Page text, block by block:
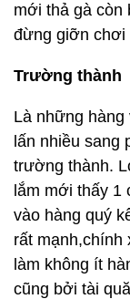
mới thả gà còn
đừng giỡn chơi
Trường thành
Là những hàng
lấn nhiều sang
trường thành.
lắm mới thấy
vào hàng quý
rất mạnh,chính
làm không ít
cũng bởi tài